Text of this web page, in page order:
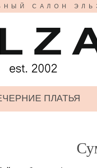
САЛОН
ПЛАТЬЯ